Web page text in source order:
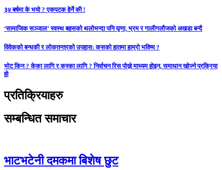
३४ बर्षमा के भयो ? एकपटक हेर्ने की !
‘सामाजिक सञ्जाल’ स्वस्थ बहसको थलोभन्दा पनि घृणा, भ्रम र गालीगलौजको अखडा बन्दै
विवेकको बन्धकी र लोकतन्त्रको उपहास: कसको हातमा हाम्रो भविष्य ?
भोट किन ? केका लागि र कस्का लागि ? निर्वाचन रिस पोख्ने माध्यम होइन, समाधान खोज्ने प्रक्रिया
हो
प्रतिक्रियाहरु
सम्बन्धित समाचार
भाटभटेनी दमकमा बिशेष छुट